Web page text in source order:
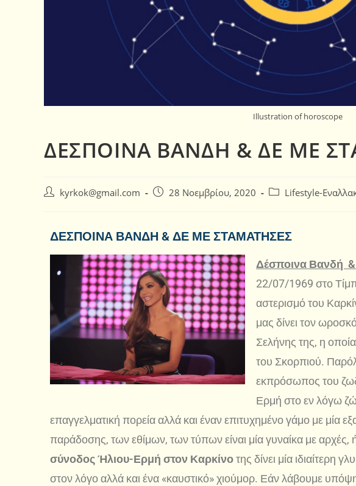
Illustration of horoscope
ΔΕΣΠΟΙΝΑ ΒΑΝΔΗ & ΔΕ ΜΕ
kyrkok@gmail.com 28 Νοεμβρίου, 2020 Lifestyle-
ΔΕΣΠΟΙΝΑ ΒΑΝΔΗ & ΔΕ ΜΕ ΣΤΑΜΑΤΗΣΕΣ
Δέσποινα Βανδή &
22/07/1969 στο
αστερισμό του
μας δίνει τον
Σελήνης της, η οποία
του Σκορπιού.
εκπρόσωπος του
Ερμή στο εν λόγω
επαγγελματική πορεία αλλά και έναν επιτυχημένο γάμο με μία
παράδοσης, των εθίμων, των τύπων είναι μία γυναίκα με αρχές,
σύνοδος Ήλιου-Ερμή στον Καρκίνοτης δίνει μία ιδιαίτερη
στον λόγο αλλά και ένα «καυστικό» χιούμορ. Εάν λάβουμε